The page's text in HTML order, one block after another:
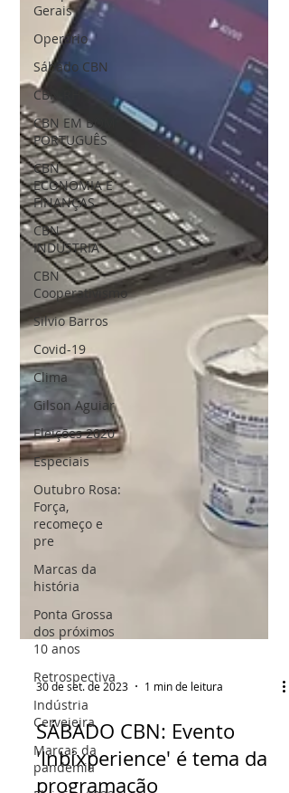
Gerais
Operário
Sábado CBN
CBN RH
CBN EM BOM
PORTUGUÊS
CBN
ECONOMIA E
FINANÇAS
CBN
INDÚSTRIA
CBN
Cooperativismo
Silvio Barros
Covid-19
Clima
Gilson Aguiar
Eleições 2020
Especiais
Outubro Rosa:
Força,
recomeço e
pre
Marcas da
história
Ponta Grossa
dos próximos
10 anos
Retrospectiva
Indústria
Cervejeira
Marcas da
pandemia
30 de set. de 2023 1 min de leitura
SÁBADO CBN: Evento